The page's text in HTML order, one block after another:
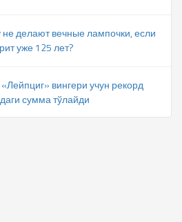
делают вечные лампочки, если
уже 125 лет?
вингери учун рекорд
сумма тўлайди